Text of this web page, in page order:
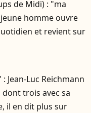
de Midi) : "ma
homme ouvre
et revient sur
Jean-Luc Reichmann
trois avec sa
il en dit plus sur